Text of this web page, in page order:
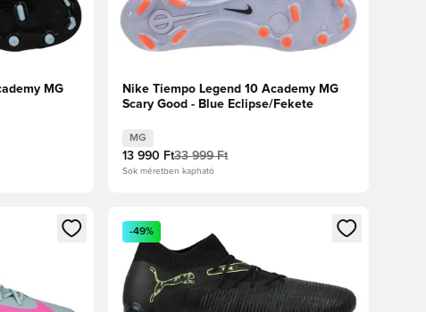
MG
Nike Tiempo Legend 10 Academy MG
Scary Good - Blue Eclipse/Fekete
MG
13 990 Ft33 999 Ft
Sok méretben kapható
vagy a tagként való regisztrációhoz
Megnyit egy modált a bejelentkezéshez vagy a
-49%